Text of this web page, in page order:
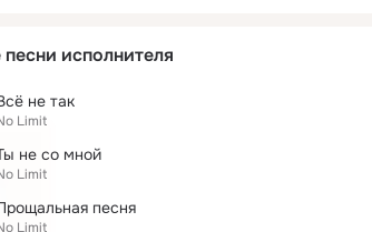
исполнителя
не так
Limit
не со мной
Limit
песня
Limit